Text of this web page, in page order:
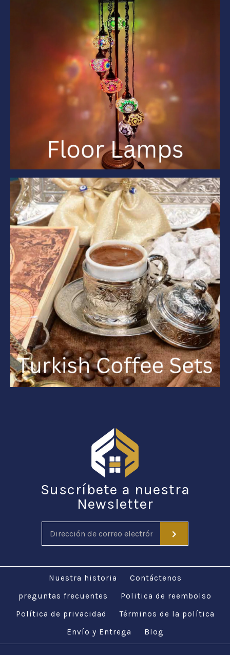
Suscríbete a nuestra
Newsletter
Nuestra historia
Contáctenos
preguntas frecuentes
Politica de reembolso
Política de privacidad
Términos de la política
Envío y Entrega
Blog